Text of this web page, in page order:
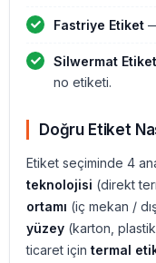
Fastriye Etiket
Silwermat Etiket
no etiketi.
Doğru Etiket
Etiket seçiminde 4
teknolojisi (direkt
ortamı (iç mekan /
yüzey (karton,
ticaret için termal